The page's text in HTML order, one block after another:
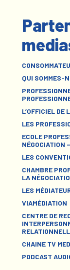
QUI SOMMES-
L’OFFICIEL DE
LES
ECOLE
NÉGOCIATION
LES
CHAMBRE
LA
LES
VIAMÉDIATION
CENTRE DE
CHAINE TV
PODCAST